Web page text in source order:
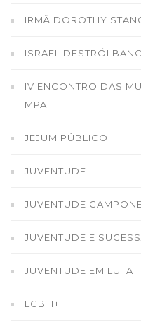
IRMÃ DOROTHY
ISRAEL DESTRÓI
IV ENCONTRO DAS
MPA
JEJUM PÚBLICO
JUVENTUDE
JUVENTUDE
JUVENTUDE E
JUVENTUDE EM LUTA
LGBTI+